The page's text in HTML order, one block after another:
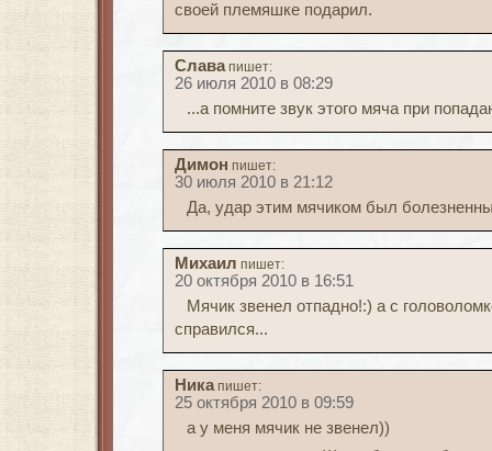
своей племяшке подарил.
Слава пишет:
26 июля 2010 в 08:29
...а помните звук этого мяча при
Димон пишет:
30 июля 2010 в 21:12
Да, удар этим мячиком был
Михаил пишет:
20 октября 2010 в 16:51
Мячик звенел отпадно!:) а с
справился...
Ника пишет:
25 октября 2010 в 09:59
а у меня мячик не звенел))